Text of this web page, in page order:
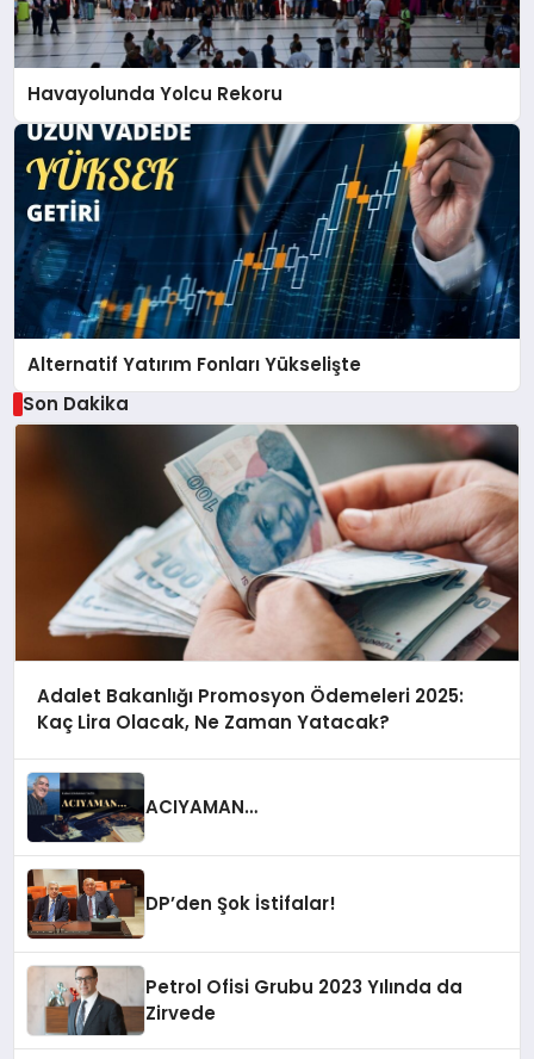
Havayolunda Yolcu Rekoru
Alternatif Yatırım Fonları Yükselişte
Son Dakika
Adalet Bakanlığı Promosyon Ödemeleri 2025:
Kaç Lira Olacak, Ne Zaman Yatacak?
ACIYAMAN…
DP’den Şok İstifalar!
Petrol Ofisi Grubu 2023 Yılında da
Zirvede